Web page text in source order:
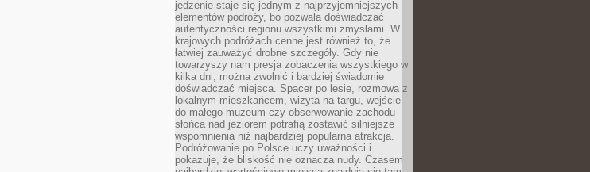
jedzenie staje się jednym z najprzyjemniejszych
elementów podróży, bo pozwala doświadczać
autentyczności regionu wszystkimi zmysłami. W
krajowych podróżach cenne jest również to, że
łatwiej zauważyć drobne szczegóły. Gdy nie
towarzyszy nam presja zobaczenia wszystkiego w
kilka dni, można zwolnić i bardziej świadomie
doświadczać miejsca. Spacer po lesie, rozmowa z
lokalnym mieszkańcem, wizyta na targu, wejście
do małego muzeum czy obserwowanie zachodu
słońca nad jeziorem potrafią zostawić silniejsze
wspomnienia niż najbardziej popularna atrakcja.
Podróżowanie po Polsce uczy uważności i
pokazuje, że bliskość nie oznacza nudy. Czasem